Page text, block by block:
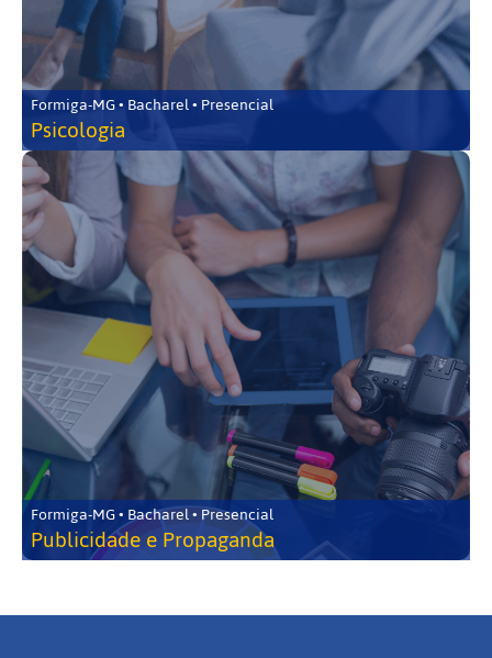
Formiga-MG • Bacharel • Presencial
Psicologia
Formiga-MG • Bacharel • Presencial
Publicidade e Propaganda